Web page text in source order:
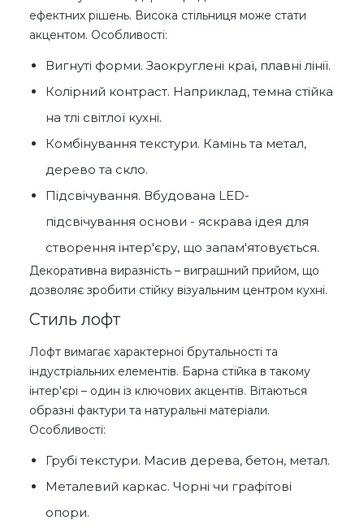
ефектних рішень. Висока стільниця може стати
акцентом. Особливості:
Вигнуті форми. Заокруглені краї, плавні лінії.
Колірний контраст. Наприклад, темна стійка
на тлі світлої кухні.
Комбінування текстури. Камінь та метал,
дерево та скло.
Підсвічування. Вбудована LED-
підсвічування основи - яскрава ідея для
створення інтер'єру, що запам'ятовується.
Декоративна виразність – виграшний прийом, що
дозволяє зробити стійку візуальним центром кухні.
Стиль лофт
Лофт вимагає характерної брутальності та
індустріальних елементів. Барна стійка в такому
інтер'єрі – один із ключових акцентів. Вітаються
образні фактури та натуральні матеріали.
Особливості:
Грубі текстури. Масив дерева, бетон, метал.
Металевий каркас. Чорні чи графітові
опори.